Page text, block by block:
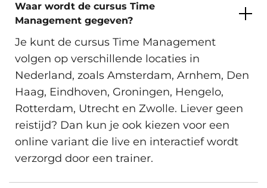
Maandag 25 Januari 2027
Trainingsdag 1
Maandag 25 Januari 2027
Trainingsdag 2
Maandag 1 Februari 2027
Amsterdam, Arnhem, Den Haag,
Eindhoven, Groningen, Hengelo,
Rotterdam, Utrecht, Zwolle en
Virtueel.
Beschikbare trainingslocaties
Inschrijven
Waar wordt de cursus Time
Management gegeven?
Je kunt de cursus Time Management
volgen op verschillende locaties in
Nederland, zoals Amsterdam, Arnhem, Den
Haag, Eindhoven, Groningen, Hengelo,
Rotterdam, Utrecht en Zwolle. Liever geen
reistijd? Dan kun je ook kiezen voor een
online variant die live en interactief wordt
verzorgd door een trainer.